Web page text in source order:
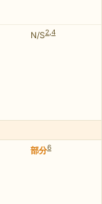
N/S2,4
部分6